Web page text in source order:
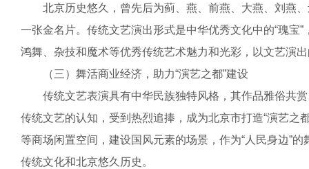
北京历史悠久，曾先后为蓟、燕、前燕、大燕、刘燕、
一张金名片。传统文艺演出形式是中华优秀文化中的“瑰
鸿舞、杂技和魔术等优秀传统艺术魅力和光彩，以文艺演
（三）舞活商业经济，助力“演艺之都”建设
传统文艺表演具有中华民族独特风格，其作品雅俗共赏
传统文艺的认知，受到热烈追捧，成为北京市打造“演艺之
等商场闲置空间，建设国风元素的场景，作为“人民身边”
传统文化和北京悠久历史。